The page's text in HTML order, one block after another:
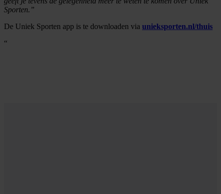
Sporten.”
De Uniek Sporten app is te downloaden via unieksporten.nl/thuis
“